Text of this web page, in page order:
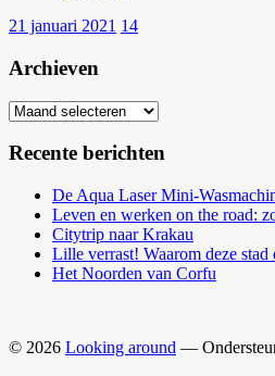
21 januari 2021 14
Archieven
Archieven
Recente berichten
De Aqua Laser Mini-
Leven en werken on the road:
Citytrip naar Krakau
Lille verrast! Waarom deze stad
Het Noorden van Corfu
© 2026 Looking around —